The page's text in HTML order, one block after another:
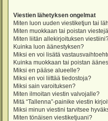
Viestien lähetyksen ongelmat
Miten luon uuden viestiketjun tai
Miten muokkaan tai poistan
Miten liitän allekirjoituksen
Kuinka luon äänestyksen?
Miksi en voi lisätä
Kuinka muokkaan tai poistan
Miksi en pääse alueelle?
Miksi en voi liittää tiedostoja?
Miksi sain varoituksen?
Miten ilmoitan viestin valvojalle?
Mitä “Tallenna”-painike viestin
Miksi minun viestini tarvitsee
Miten tönäisen viestiketjuani?